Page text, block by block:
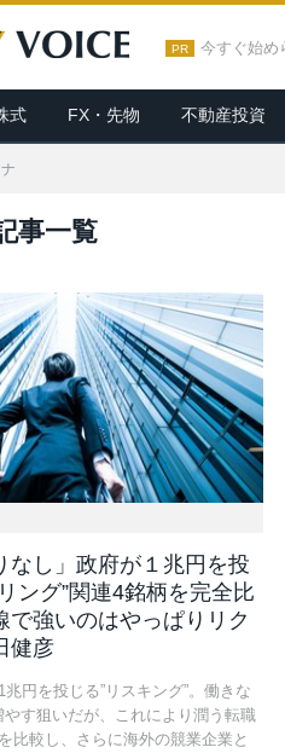
PR 今すぐ始め
式 FX・先物 不動産投資
事一覧
なし」政府が１兆円を投
ング”関連4銘柄を完全比
で強いのはやっぱりリク
健彦
円を投じる”リスキング”。働きな
す狙いだが、これにより潤う転職
比較し、さらに海外の競業企業と